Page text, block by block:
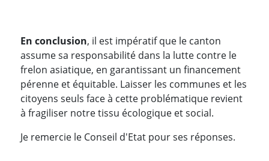
En conclusion, il est impératif que le canton
assume sa responsabilité dans la lutte contre le
frelon asiatique, en garantissant un financement
pérenne et équitable. Laisser les communes et les
citoyens seuls face à cette problématique revient
à fragiliser notre tissu écologique et social.
Je remercie le Conseil d'Etat pour ses réponses.